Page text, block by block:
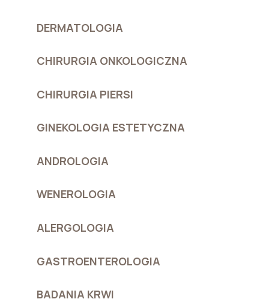
DERMATOLOGIA
CHIRURGIA ONKOLOGICZNA
CHIRURGIA PIERSI
GINEKOLOGIA ESTETYCZNA
ANDROLOGIA
WENEROLOGIA
ALERGOLOGIA
GASTROENTEROLOGIA
BADANIA KRWI